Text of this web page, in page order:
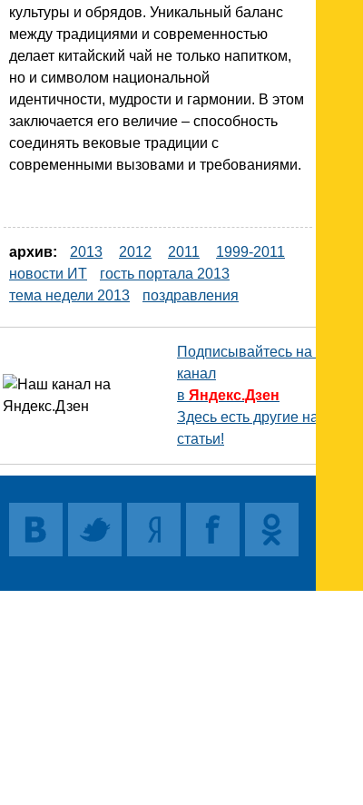
культуры и обрядов. Уникальный баланс
между традициями и современностью
делает китайский чай не только напитком,
но и символом национальной
идентичности, мудрости и гармонии. В этом
заключается его величие – способность
соединять вековые традиции с
современными вызовами и требованиями.
архив: 2013 2012 2011
1999-2011
новости ИТ
гость портала 2013
тема недели 2013
поздравления
Подписывайтесь на наш
канал
в Яндекс.Дзен
Здесь есть другие наши
статьи!